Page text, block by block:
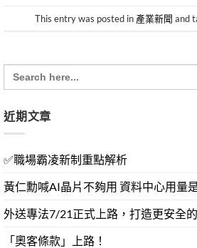
This entry was posted in 產業新聞 and
Search
for:
近期文章
✅職場霸凌新制重點解析
黃仁勳喊AI晶片不夠用 資料中心用量
外送專法7/21正式上路，打造更安全
「奧客條款」上路！